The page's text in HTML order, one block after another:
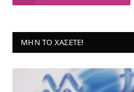
ΜΗΝ ΤΟ ΧΆΣΕΤΕ!